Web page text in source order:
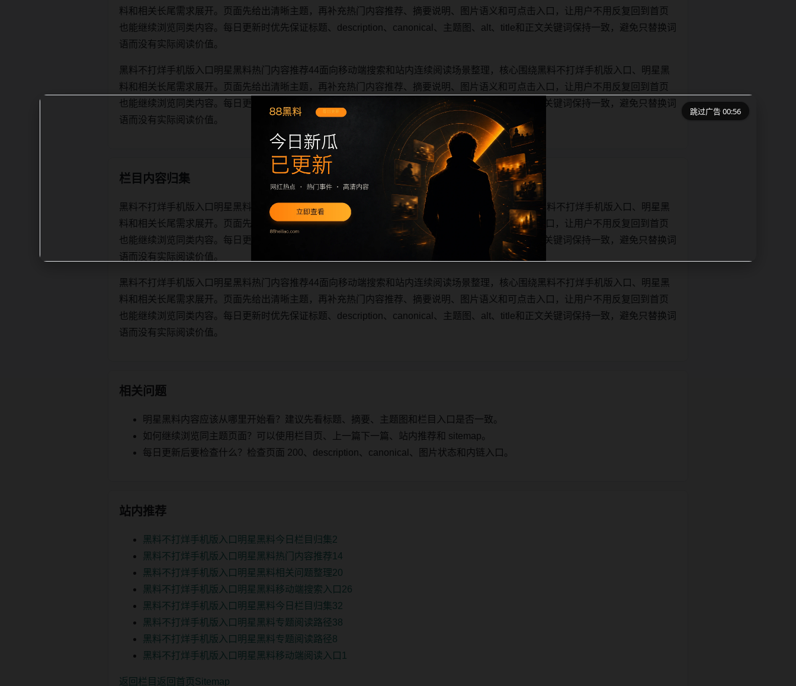
料和相关长尾需求展开。页面先给出清晰主题，再补充热门内容推荐、摘要说明、图片语义和可点击入口，让用户不用反复回到首页
也能继续浏览同类内容。每日更新时优先保证标题、description、canonical、主题图、alt、title和正文关键词保持一致，避免只替换词
语而没有实际阅读价值。
黑料不打烊手机版入口明星黑料热门内容推荐44面向移动端搜索和站内连续阅读场景整理，核心围绕黑料不打烊手机版入口、明星黑
料和相关长尾需求展开。页面先给出清晰主题，再补充热门内容推荐、摘要说明、图片语义和可点击入口，让用户不用反复回到首页
也能继续浏览同类内容。每日更新时优先保证标题、description、canonical、主题图、alt、title和正文关键词保持一致，避免只替换词
语而没有实际阅读价值。
栏目内容归集
黑料不打烊手机版入口明星黑料热门内容推荐44面向移动端搜索和站内连续阅读场景整理，核心围绕黑料不打烊手机版入口、明星黑
料和相关长尾需求展开。页面先给出清晰主题，再补充热门内容推荐、摘要说明、图片语义和可点击入口，让用户不用反复回到首页
也能继续浏览同类内容。每日更新时优先保证标题、description、canonical、主题图、alt、title和正文关键词保持一致，避免只替换词
语而没有实际阅读价值。
黑料不打烊手机版入口明星黑料热门内容推荐44面向移动端搜索和站内连续阅读场景整理，核心围绕黑料不打烊手机版入口、明星黑
料和相关长尾需求展开。页面先给出清晰主题，再补充热门内容推荐、摘要说明、图片语义和可点击入口，让用户不用反复回到首页
也能继续浏览同类内容。每日更新时优先保证标题、description、canonical、主题图、alt、title和正文关键词保持一致，避免只替换词
语而没有实际阅读价值。
相关问题
明星黑料内容应该从哪里开始看？建议先看标题、摘要、主题图和栏目入口是否一致。
如何继续浏览同主题页面？可以使用栏目页、上一篇下一篇、站内推荐和 sitemap。
每日更新后要检查什么？检查页面 200、description、canonical、图片状态和内链入口。
站内推荐
黑料不打烊手机版入口明星黑料今日栏目归集2
黑料不打烊手机版入口明星黑料热门内容推荐14
黑料不打烊手机版入口明星黑料相关问题整理20
黑料不打烊手机版入口明星黑料移动端搜索入口26
黑料不打烊手机版入口明星黑料今日栏目归集32
黑料不打烊手机版入口明星黑料专题阅读路径38
黑料不打烊手机版入口明星黑料专题阅读路径8
黑料不打烊手机版入口明星黑料移动端阅读入口1
返回栏目 返回首页 Sitemap
跳过广告 00:56